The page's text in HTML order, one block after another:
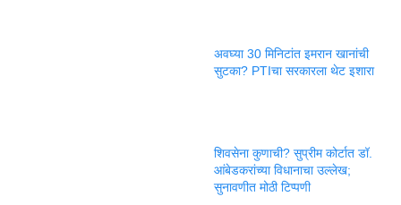
अवघ्या 30 मिनिटांत इमरान खानांची
सुटका? PTIचा सरकारला थेट इशारा
शिवसेना कुणाची? सुप्रीम कोर्टात डॉ.
आंबेडकरांच्या विधानाचा उल्लेख;
सुनावणीत मोठी टिप्पणी